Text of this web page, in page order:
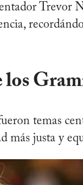
Trevor
temas
más justa y